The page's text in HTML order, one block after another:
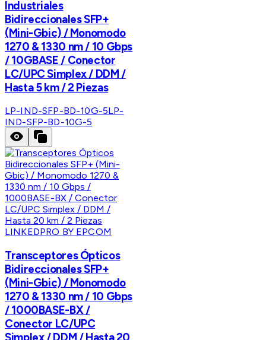
Industriales
Bidireccionales SFP+
(Mini-Gbic) / Monomodo
1270 & 1330 nm / 10 Gbps
/ 10GBASE / Conector
LC/UPC Simplex / DDM /
Hasta 5 km / 2 Piezas
LP-IND-SFP-BD-10G-5LP-
IND-SFP-BD-10G-5
LINKEDPRO BY EPCOM
Transceptores Ópticos
Bidireccionales SFP+
(Mini-Gbic) / Monomodo
1270 & 1330 nm / 10 Gbps
/ 1000BASE-BX /
Conector LC/UPC